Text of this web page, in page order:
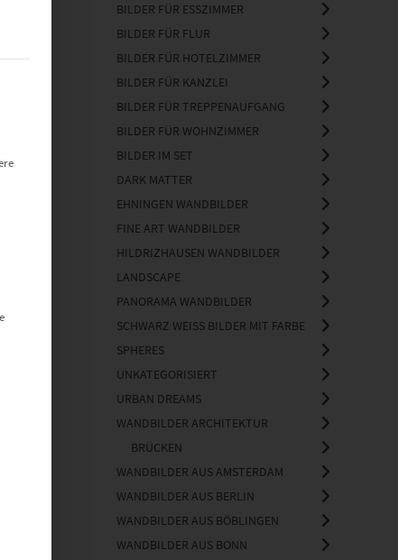
BILDER FÜR ESSZIMMER
BILDER FÜR FLUR
BILDER FÜR HOTELZIMMER
BILDER FÜR KANZLEI
BILDER FÜR TREPPENAUFGANG
BILDER FÜR WOHNZIMMER
BILDER IM SET
DARK MATTER
EHNINGEN WANDBILDER
FINE ART WANDBILDER
HILDRIZHAUSEN WANDBILDER
LANDSCAPE
PANORAMA WANDBILDER
SCHWARZ WEISS BILDER MIT FARBE
SPHERES
UNKATEGORISIERT
URBAN DREAMS
WANDBILDER ARCHITEKTUR
BRÜCKEN
WANDBILDER AUS AMSTERDAM
WANDBILDER AUS BERLIN
WANDBILDER AUS BÖBLINGEN
WANDBILDER AUS BONN
kann. Die erste Service-Gruppe ist essenziell und kann nicht